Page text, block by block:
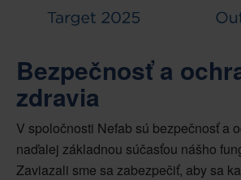
Bezpečnosť a
zdravia
V spoločnosti Nefab sú bezpečnosť a
naďalej základnou súčasťou nášho
Zaviazali sme sa zabezpečiť, aby sa